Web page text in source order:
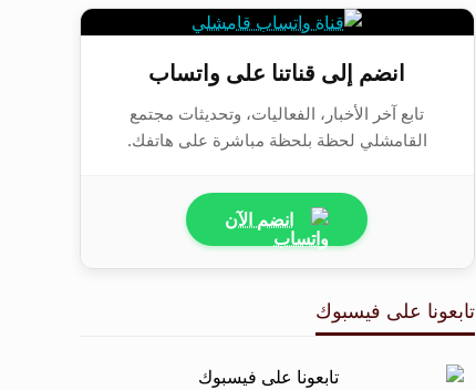
انضم إلى قناتنا على واتساب
تابع آخر الأخبار، الفعاليات، وتحديثات مجتمع
القامشلي لحظة بلحظة مباشرة على هاتفك.
انضم الآن
تابعونا على فيسبوك